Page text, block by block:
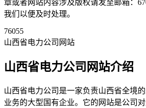
章或者网站内容涉及版权请发至邮箱：
我们以便及时处理。
76055
山西省电力公司网站
山西省电力公司网站介绍
山西省电力公司是一家负责山西省全境
业务的大型国有企业。它的网站是公司